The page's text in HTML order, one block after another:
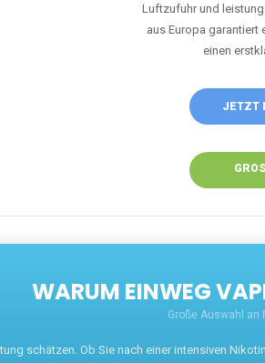
Luftzufuhr und
aus Europa garantiert
einen
JETZT
WARUM EINWEG
Große Auswahl an
schätzen. Ob Sie nach einer intensiven